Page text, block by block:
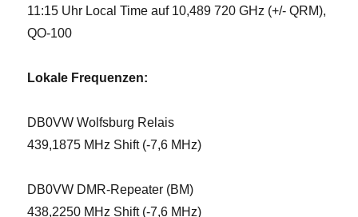
11:15 Uhr Local Time auf 10,489 720 GHz (+/- QRM),
QO-100
Lokale Frequenzen:
DB0VW Wolfsburg Relais
439,1875 MHz Shift (-7,6 MHz)
DB0VW DMR-Repeater (BM)
438,2250 MHz Shift (-7,6 MHz)